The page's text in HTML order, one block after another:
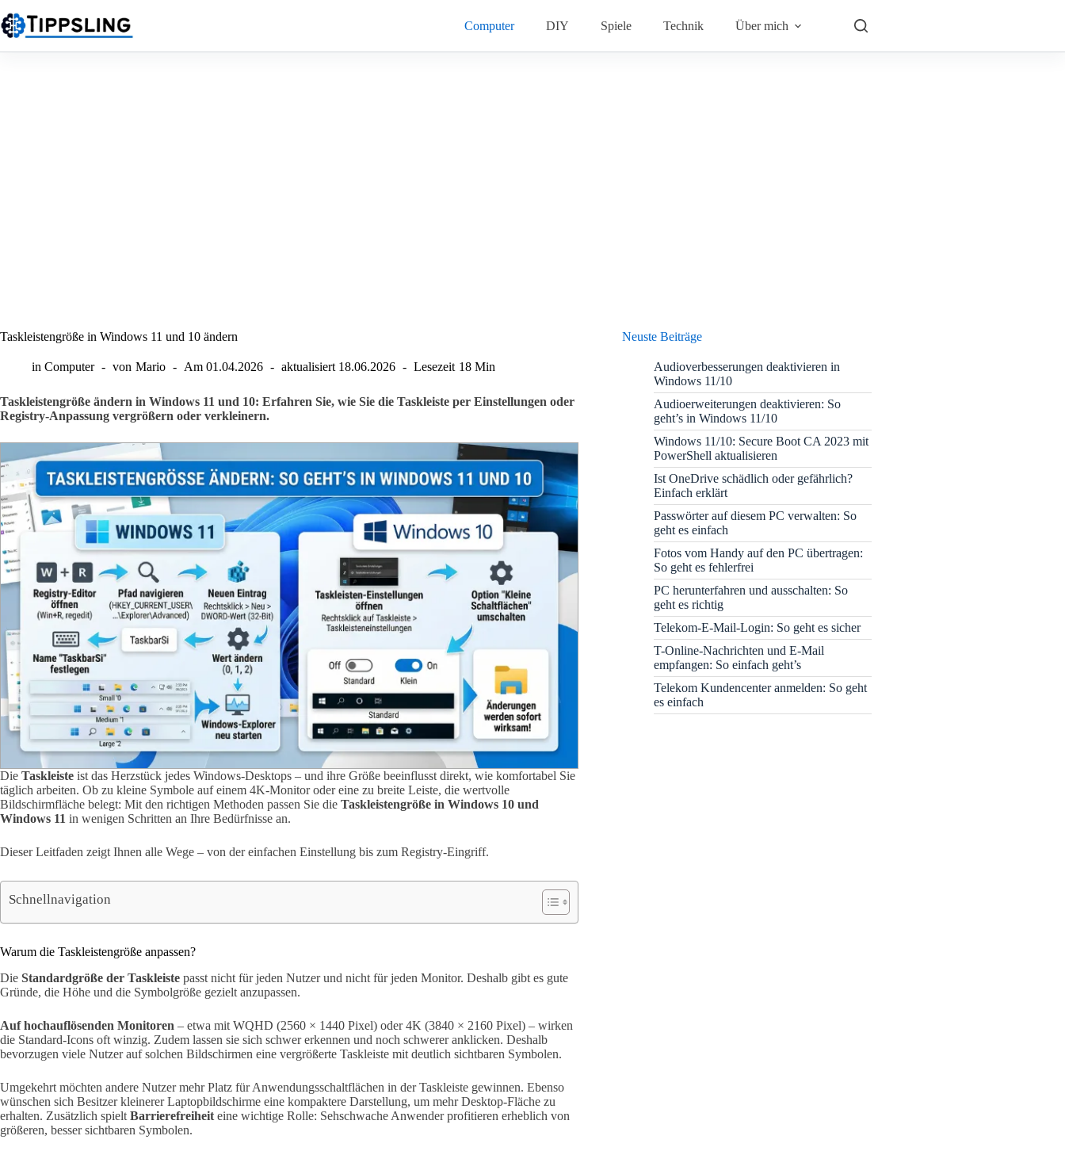
Inhalt
springen
Computer DIY Spiele Technik Über mich
Taskleistengröße in Windows 11 und 10 ändern
in Computer von Mario Am 01.04.2026 aktualisiert 18.06.2026 Lesezeit 18 Min
Taskleistengröße ändern in Windows 11 und 10: Erfahren Sie, wie Sie die Taskleiste per Einstellungen oder
Registry-Anpassung vergrößern oder verkleinern.
Die Taskleiste ist das Herzstück jedes Windows-Desktops – und ihre Größe beeinflusst direkt, wie komfortabel Sie
täglich arbeiten. Ob zu kleine Symbole auf einem 4K-Monitor oder eine zu breite Leiste, die wertvolle
Bildschirmfläche belegt: Mit den richtigen Methoden passen Sie die Taskleistengröße in Windows 10 und
Windows 11 in wenigen Schritten an Ihre Bedürfnisse an.
Dieser Leitfaden zeigt Ihnen alle Wege – von der einfachen Einstellung bis zum Registry-Eingriff.
Schnellnavigation
Warum die Taskleistengröße anpassen?
Die Standardgröße der Taskleiste passt nicht für jeden Nutzer und nicht für jeden Monitor. Deshalb gibt es gute
Gründe, die Höhe und die Symbolgröße gezielt anzupassen.
Auf hochauflösenden Monitoren – etwa mit WQHD (2560 × 1440 Pixel) oder 4K (3840 × 2160 Pixel) – wirken
die Standard-Icons oft winzig. Zudem lassen sie sich schwer erkennen und noch schwerer anklicken. Deshalb
bevorzugen viele Nutzer auf solchen Bildschirmen eine vergrößerte Taskleiste mit deutlich sichtbaren Symbolen.
Umgekehrt möchten andere Nutzer mehr Platz für Anwendungsschaltflächen in der Taskleiste gewinnen. Ebenso
wünschen sich Besitzer kleinerer Laptopbildschirme eine kompaktere Darstellung, um mehr Desktop-Fläche zu
erhalten. Zusätzlich spielt Barrierefreiheit eine wichtige Rolle: Sehschwache Anwender profitieren erheblich von
größeren, besser sichtbaren Symbolen.
Neuste Beiträge
Audioverbesserungen deaktivieren in
Windows 11/10
Audioerweiterungen deaktivieren: So
geht’s in Windows 11/10
Windows 11/10: Secure Boot CA 2023 mit
PowerShell aktualisieren
Ist OneDrive schädlich oder gefährlich?
Einfach erklärt
Passwörter auf diesem PC verwalten: So
geht es einfach
Fotos vom Handy auf den PC übertragen:
So geht es fehlerfrei
PC herunterfahren und ausschalten: So
geht es richtig
Telekom-E-Mail-Login: So geht es sicher
T-Online-Nachrichten und E-Mail
empfangen: So einfach geht’s
Telekom Kundencenter anmelden: So geht
es einfach